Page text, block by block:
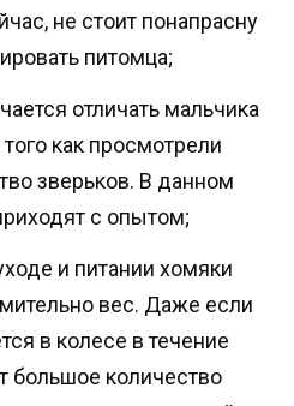
не стоит понапрасну
питомца;
отличать мальчика
как просмотрели
зверьков. В данном
с опытом;
и питании хомяки
вес. Даже если
в колесе в течение
большое количество